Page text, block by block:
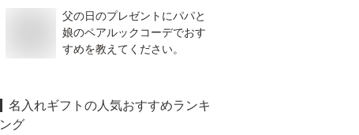
父の日のプレゼントにパパと
娘のペアルックコーデでおす
すめを教えてください。
名入れギフト の人気おすすめランキ
ング